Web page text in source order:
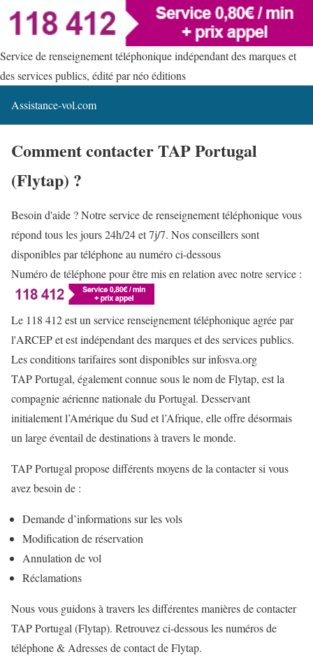
Service de renseignement téléphonique indépendant des marques et
des services publics, édité par néo éditions
Assistance-vol.com
Comment contacter TAP Portugal
(Flytap) ?
Besoin d'aide ? Notre service de renseignement téléphonique vous
répond tous les jours 24h/24 et 7j/7. Nos conseillers sont
disponibles par téléphone au numéro ci-dessous
Numéro de téléphone pour être mis en relation avec notre service :
Le 118 412 est un service renseignement téléphonique agrée par
l'ARCEP et est indépendant des marques et des services publics.
Les conditions tarifaires sont disponibles sur infosva.org
TAP Portugal, également connue sous le nom de Flytap, est la
compagnie aérienne nationale du Portugal. Desservant
initialement l’Amérique du Sud et l’Afrique, elle offre désormais
un large éventail de destinations à travers le monde.
TAP Portugal propose différents moyens de la contacter si vous
avez besoin de :
Demande d’informations sur les vols
Modification de réservation
Annulation de vol
Réclamations
Nous vous guidons à travers les différentes manières de contacter
TAP Portugal (Flytap). Retrouvez ci-dessous les numéros de
téléphone & Adresses de contact de Flytap.